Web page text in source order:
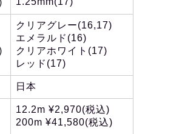
クリアグレー(16,17)
エメラルド(16)
クリアホワイト(17)
レッド(17)
日本
12.2m ¥2,970(税込)
200m ¥41,580(税込)